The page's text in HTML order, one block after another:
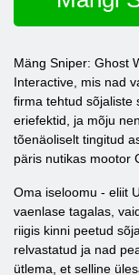
Mäng Sniper: Ghost
Interactive, mis nad
firma tehtud sõjaliste
eriefektid, ja mõju
tõenäoliselt tingitud
päris nutikas mootor
Oma iseloomu - eliit
vaenlase tagalas,
riigis kinni peetud
relvastatud ja nad
ütlema, et selline